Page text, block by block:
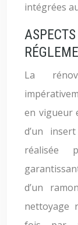
intégrées
La
en vigueur
d’un
réalisée
d’un
nettoyage